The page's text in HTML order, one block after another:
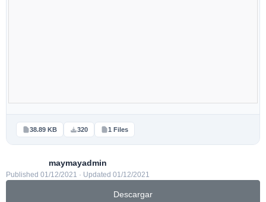
38.89 KB 320 1 Files
maymayadmin
Published 01/12/2021 · Updated 01/12/2021
Descargar